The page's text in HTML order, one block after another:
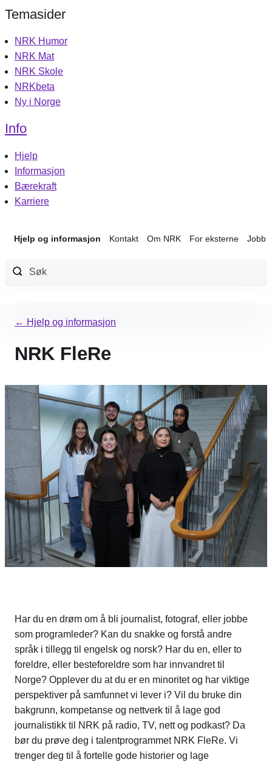
Temasider
NRK Humor
NRK Mat
NRK Skole
NRKbeta
Ny i Norge
Info
Hjelp
Informasjon
Bærekraft
Karriere
Hjelp og informasjon Kontakt Om NRK For eksterne Jobb
innhold
← Hjelp og informasjon
NRK FleRe
Har du en drøm om å bli journalist, fotograf, eller jobbe
som programleder? Kan du snakke og forstå andre
språk i tillegg til engelsk og norsk? Har du en, eller to
foreldre, eller besteforeldre som har innvandret til
Norge? Opplever du at du er en minoritet og har viktige
perspektiver på samfunnet vi lever i? Vil du bruke din
bakgrunn, kompetanse og nettverk til å lage god
journalistikk til NRK på radio, TV, nett og podkast? Da
bør du prøve deg i talentprogrammet NRK FleRe. Vi
trenger deg til å fortelle gode historier og lage